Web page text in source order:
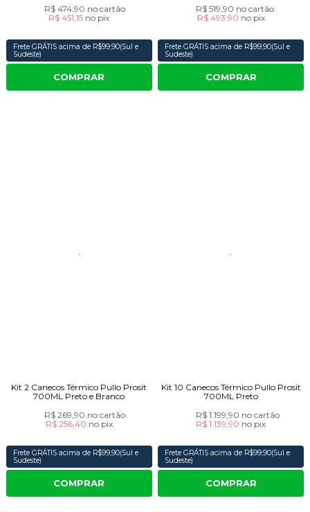
R$ 474,90 no cartão
R$ 451,15 no pix
Frete GRÁTIS acima de R$99,90(Sul e
Sudeste)
COMPRAR
R$ 519,90 no cartão
R$ 493,90 no pix
Frete GRÁTIS acima de R$99,90(Sul e
Sudeste)
COMPRAR
Kit 2 Canecos Térmico Pullo Prosit
700ML Preto e Branco
R$ 269,90 no cartão
R$ 256,40 no pix
Frete GRÁTIS acima de R$99,90(Sul e
Sudeste)
COMPRAR
Kit 10 Canecos Térmico Pullo Prosit
700ML Preto
R$ 1.199,90 no cartão
R$ 1.139,90 no pix
Frete GRÁTIS acima de R$99,90(Sul e
Sudeste)
COMPRAR